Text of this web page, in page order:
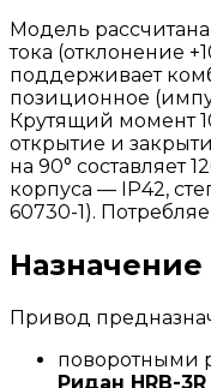
Модель
тока (отклонение
поддерживает
позиционное
Крутящий момент
открытие и
на 90° составляет
корпуса — IP42,
60730-1).
Назначение
Привод
поворотными
Ридан HRB-3R